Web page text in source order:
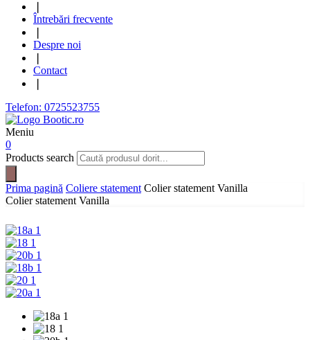
Întrebări frecvente
Despre noi
Contact
Telefon: 0725523755
Meniu
0
Products search
Prima pagină Coliere statement Colier statement Vanilla
Colier statement Vanilla